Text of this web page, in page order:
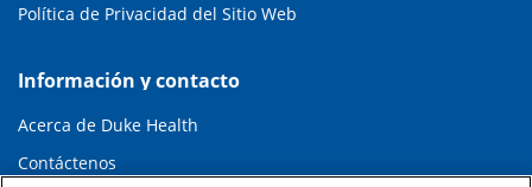
Política de Privacidad del Sitio Web
Información y contacto
Acerca de Duke Health
Contáctenos